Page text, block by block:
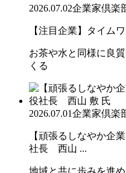
2026.07.02企業家倶楽
【注目企業】タイ
お茶や水と同様に良
くる
2026.07.01企業家倶楽
【頑張るしなやか企
社長 西山 ...
地域と共に歩みを進